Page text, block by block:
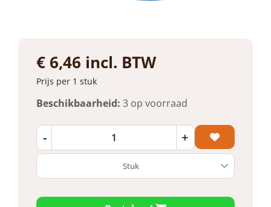
€ 6,46 incl. BTW
Prijs per 1 stuk
Beschikbaarheid: 3 op voorraad
- +